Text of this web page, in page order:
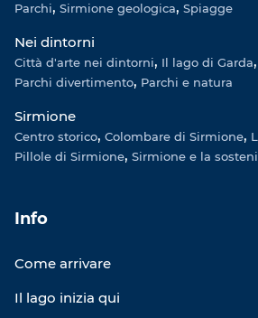
Parchi Sirmione geologica Spiagge
Nei dintorni
Città d'arte nei dintorni Il lago di Garda
Parchi divertimento Parchi e natura
Sirmione
Centro storico Colombare di Sirmione
Pillole di Sirmione Sirmione e la
Info
Come arrivare
Il lago inizia qui